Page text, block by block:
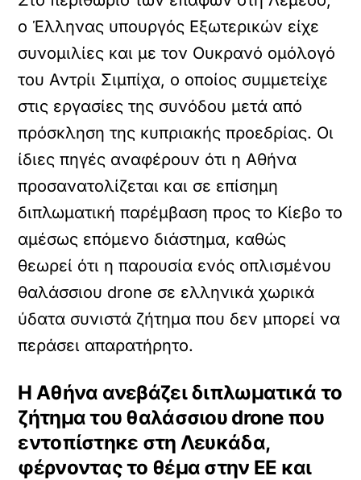
ο Έλληνας υπουργός Εξωτερικών είχε
συνομιλίες και με τον Ουκρανό ομόλογό
του Αντρίι Σιμπίχα, ο οποίος συμμετείχε
στις εργασίες της συνόδου μετά από
πρόσκληση της κυπριακής προεδρίας. Οι
ίδιες πηγές αναφέρουν ότι η Αθήνα
προσανατολίζεται και σε επίσημη
διπλωματική παρέμβαση προς το Κίεβο το
αμέσως επόμενο διάστημα, καθώς
θεωρεί ότι η παρουσία ενός οπλισμένου
θαλάσσιου drone σε ελληνικά χωρικά
ύδατα συνιστά ζήτημα που δεν μπορεί να
περάσει απαρατήρητο.
Η Αθήνα ανεβάζει διπλωματικά το
ζήτημα του θαλάσσιου drone που
εντοπίστηκε στη Λευκάδα,
φέρνοντας το θέμα στην ΕΕ και